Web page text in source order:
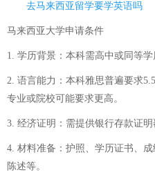
去马来西亚留学要学英语吗
马来西亚大学申请条件
1. 学历背景：本科需高中或同等学
2. 语言能力：本科雅思普遍要求
专业或院校可能要求更高。
3. 经济证明：需提供银行存款证明
4. 材料准备：护照、学历证书、
陈述等。